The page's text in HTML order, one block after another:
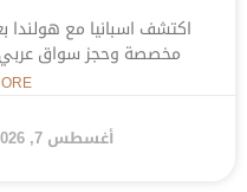
اكتشف اسبانيا مع هولندا
مخصصة وحجز سواق عربي في
»
أغسطس 7, 2026